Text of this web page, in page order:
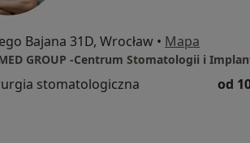
Bajana 31D, Wrocław • Mapa
stomatologiczna od